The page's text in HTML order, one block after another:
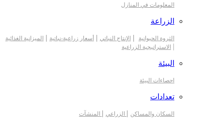
المعلومات في المنازل
الزراعة
الثروة الحيوانية | الإنتاج النباتي | أسعار زراعية-نباتية | الميزانية الغذائية
| الاستراتيجية الزراعية
البيئة
احصاءات البيئة
تعدادات
السكان والمساكن | الزراعي | المنشآت